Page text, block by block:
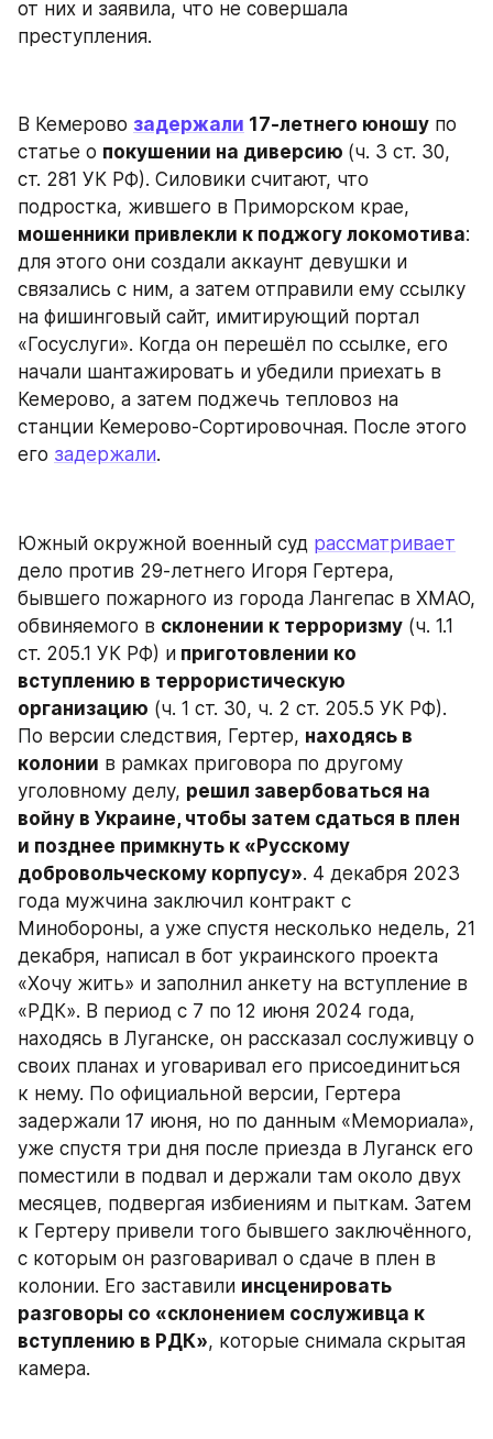
от них и заявила, что не совершала
преступления.
В Кемерово задержали 17-летнего юношу по
статье о покушении на диверсию (ч. 3 ст. 30,
ст. 281 УК РФ). Силовики считают, что
мошенники привлекли к поджогу локомотива:
для этого они создали аккаунт девушки и
связались с ним, а затем отправили ему ссылку
на фишинговый сайт, имитирующий портал
«Госуслуги». Когда он перешёл по ссылке, его
начали шантажировать и убедили приехать в
Кемерово, а затем поджечь тепловоз на
станции Кемерово-Сортировочная. После этого
его задержали.
Южный окружной военный суд рассматривает
дело против 29-летнего Игоря Гертера,
бывшего пожарного из города Лангепас в ХМАО,
обвиняемого в склонении к терроризму (ч. 1.1
ст. 205.1 УК РФ) и приготовлении ко
вступлению в террористическую
организацию (ч. 1 ст. 30, ч. 2 ст. 205.5 УК РФ).
По версии следствия, Гертер, находясь в
колонии в рамках приговора по другому
уголовному делу, решил завербоваться на
войну в Украине, чтобы затем сдаться в плен
и позднее примкнуть к «Русскому
добровольческому корпусу». 4 декабря 2023
года мужчина заключил контракт с
Минобороны, а уже спустя несколько недель, 21
декабря, написал в бот украинского проекта
«Хочу жить» и заполнил анкету на вступление в
«РДК». В период с 7 по 12 июня 2024 года,
находясь в Луганске, он рассказал сослуживцу о
своих планах и уговаривал его присоединиться
к нему. По официальной версии, Гертера
задержали 17 июня, но по данным «Мемориала»,
уже спустя три дня после приезда в Луганск его
поместили в подвал и держали там около двух
месяцев, подвергая избиениям и пыткам. Затем
к Гертеру привели того бывшего заключённого,
с которым он разговаривал о сдаче в плен в
колонии. Его заставили инсценировать
разговоры со «склонением сослуживца к
вступлению в РДК», которые снимала скрытая
камера.